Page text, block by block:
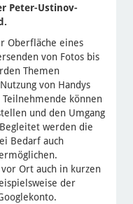
Peter-Ustinov-
Oberfläche eines
von Fotos bis
Themen
von Handys
können
und den Umgang
werden die
Bedarf auch
Ort auch in kurzen
der